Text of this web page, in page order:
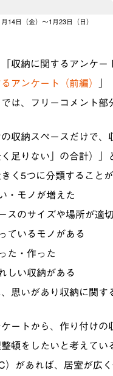
14日（金）〜1月23日（日）
収納に関するアンケ
アンケート（前編）
」
は、フリーコメント部
の収納スペースだけで
足りない」の合計）
く5つに分類することが
・モノが増えた
スのサイズや場所が適
ているモノがある
た・作った
しい収納がある
思いがあり収納に関す
ートから、作り付け
頓をしたいと考えて
）があれば、居室が広